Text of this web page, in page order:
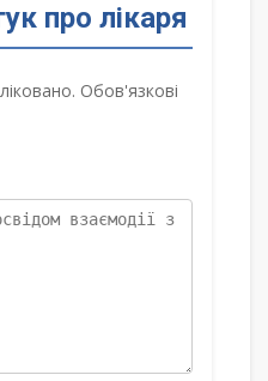
про лікаря
Обов'язкові